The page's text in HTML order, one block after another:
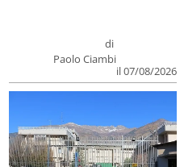
di
Paolo Ciambi
il 07/08/2026